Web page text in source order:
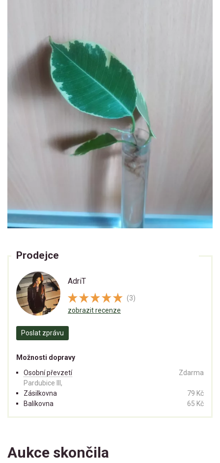
Prodejce
AdriT
(3)
zobrazit recenze
Poslat zprávu
Možnosti dopravy
Osobní převzetí
Pardubice III,
Zdarma
Zásilkovna
79 Kč
Balíkovna
65 Kč
Aukce skončila